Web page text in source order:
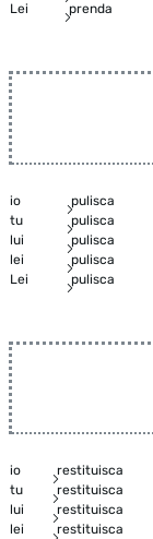
Lei
prenda
io pulisca
tu
pulisca
lui
pulisca
lei
pulisca
Lei
pulisca
io restituisca
tu
restituisca
lui
restituisca
lei
restituisca